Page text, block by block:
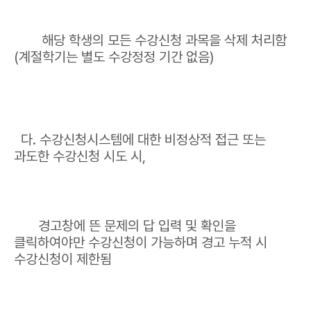
해당 학생의 모든 수강신청 과목을 삭제 처리함
(계절학기는 별도 수강정정 기간 없음)
다. 수강신청시스템에 대한 비정상적 접근 또는
과도한 수강신청 시도 시,
경고창에 뜬 문제의 답 입력 및 확인을
클릭하여야만 수강신청이 가능하며 경고 누적 시
수강신청이 제한됨